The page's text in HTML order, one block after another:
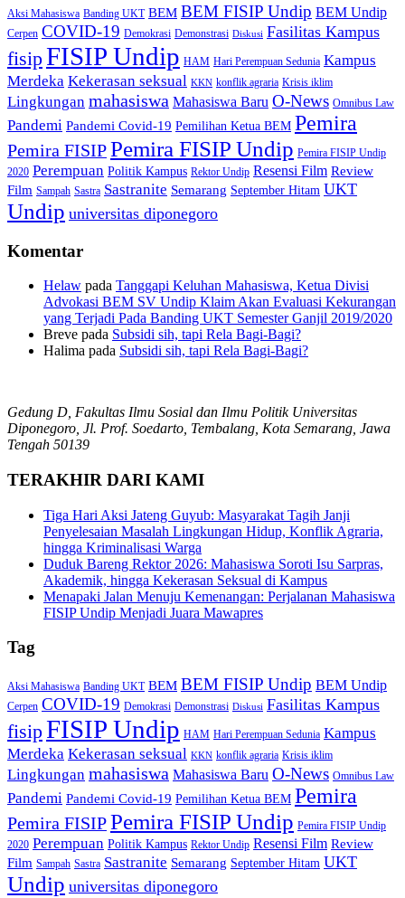
Aksi Mahasiswa Banding UKT BEM BEM FISIP Undip BEM Undip
Cerpen COVID-19 Demokrasi Demonstrasi Diskusi Fasilitas Kampus
fisipFISIP Undip HAM Hari Perempuan Sedunia Kampus
Merdeka Kekerasan seksual KKN konflik agraria Krisis iklim
Lingkungan mahasiswa Mahasiswa Baru O-News Omnibus Law
Pandemi Pandemi Covid-19 Pemilihan Ketua BEM Pemira
Pemira FISIPPemira FISIP Undip Pemira FISIP Undip
2020 Perempuan Politik Kampus Rektor Undip Resensi Film Review
Film Sampah Sastra Sastranite Semarang September Hitam UKT
Undip universitas diponegoro
Komentar
Helaw pada Tanggapi Keluhan Mahasiswa, Ketua Divisi
Advokasi BEM SV Undip Klaim Akan Evaluasi Kekurangan
yang Terjadi Pada Banding UKT Semester Ganjil 2019/2020
Breve pada Subsidi sih, tapi Rela Bagi-Bagi?
Halima pada Subsidi sih, tapi Rela Bagi-Bagi?
Gedung D, Fakultas Ilmu Sosial dan Ilmu Politik Universitas
Diponegoro, Jl. Prof. Soedarto, Tembalang, Kota Semarang, Jawa
Tengah 50139
TERAKHIR DARI KAMI
Tiga Hari Aksi Jateng Guyub: Masyarakat Tagih Janji
Penyelesaian Masalah Lingkungan Hidup, Konflik Agraria,
hingga Kriminalisasi Warga
Duduk Bareng Rektor 2026: Mahasiswa Soroti Isu Sarpras,
Akademik, hingga Kekerasan Seksual di Kampus
Menapaki Jalan Menuju Kemenangan: Perjalanan Mahasiswa
FISIP Undip Menjadi Juara Mawapres
Tag
Aksi Mahasiswa Banding UKT BEM BEM FISIP Undip BEM Undip
Cerpen COVID-19 Demokrasi Demonstrasi Diskusi Fasilitas Kampus
fisipFISIP Undip HAM Hari Perempuan Sedunia Kampus
Merdeka Kekerasan seksual KKN konflik agraria Krisis iklim
Lingkungan mahasiswa Mahasiswa Baru O-News Omnibus Law
Pandemi Pandemi Covid-19 Pemilihan Ketua BEM Pemira
Pemira FISIPPemira FISIP Undip Pemira FISIP Undip
2020 Perempuan Politik Kampus Rektor Undip Resensi Film Review
Film Sampah Sastra Sastranite Semarang September Hitam UKT
Undip universitas diponegoro